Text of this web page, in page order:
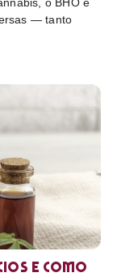
— tanto
e como